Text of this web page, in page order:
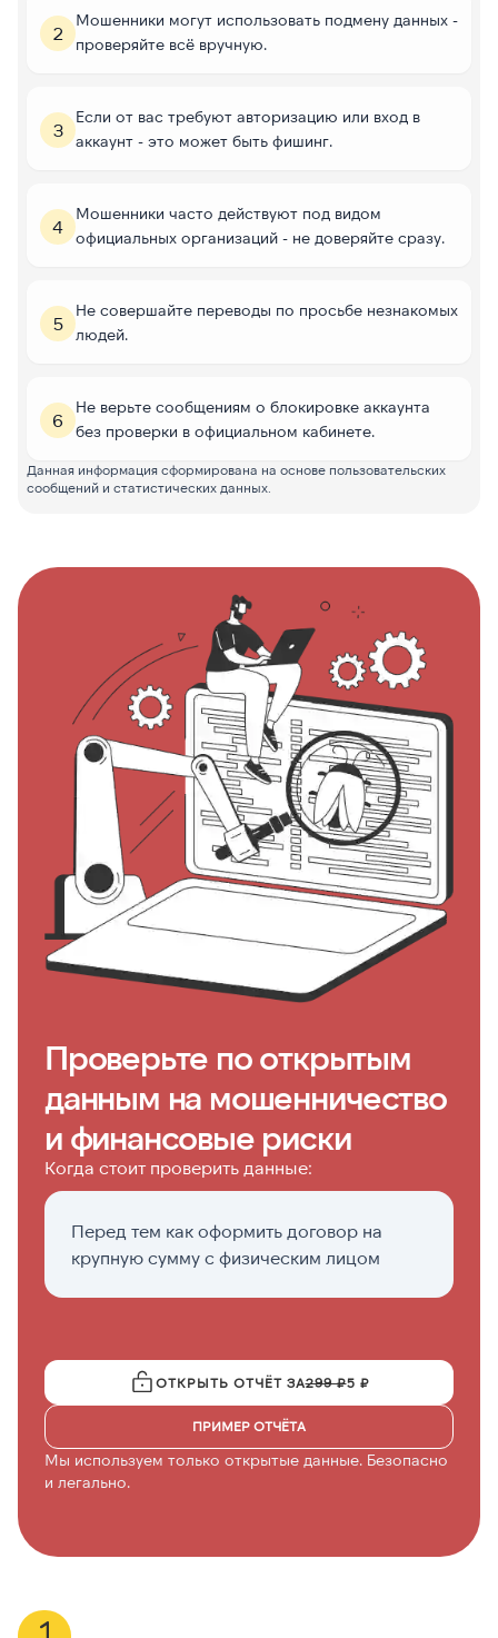
2
Мошенники могут использовать подмену данных -
проверяйте всё вручную.
3
Если от вас требуют авторизацию или вход в
аккаунт - это может быть фишинг.
4
Мошенники часто действуют под видом
официальных организаций - не доверяйте сразу.
5
Не совершайте переводы по просьбе незнакомых
людей.
6
Не верьте сообщениям о блокировке аккаунта
без проверки в официальном кабинете.
Данная информация сформирована на основе пользовательских
сообщений и статистических данных.
Проверьте по открытым
данным на мошенничество
и финансовые риски
Когда стоит проверить данные:
Перед тем как оформить договор на
крупную сумму с физическим лицом
ОТКРЫТЬ ОТЧЁТ ЗА299 ₽5 ₽
ПРИМЕР ОТЧЁТА
Мы используем только открытые данные. Безопасно
и легально.